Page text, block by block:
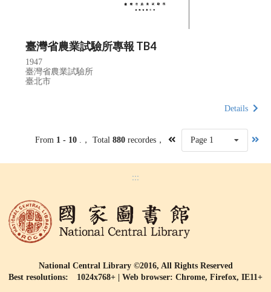
臺灣省農業試驗所專報 TB4
1947
臺灣省農業試驗所
臺北市
Details
From 1 - 10 .， Total 880recordes， Page 1
:::
National Central Library ©2016, All Rights Reserved
Best resolutions: 1024x768+ | Web browser: Chrome, Firefox, IE11+